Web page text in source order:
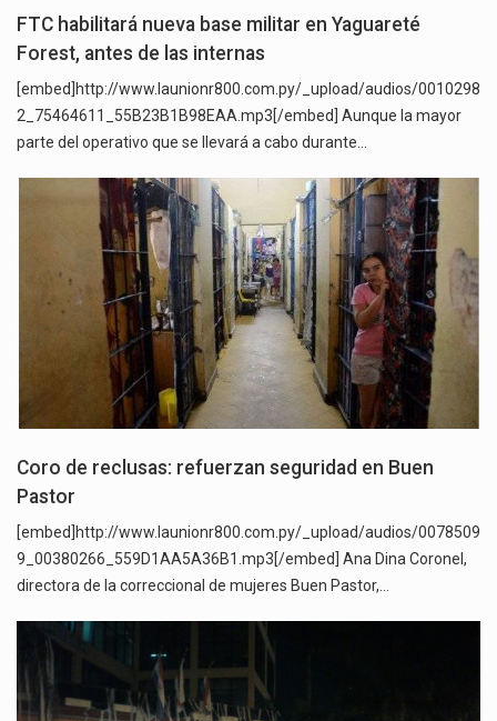
FTC habilitará nueva base militar en Yaguareté
Forest, antes de las internas
[embed]http://www.launionr800.com.py/_upload/audios/0010298
2_75464611_55B23B1B98EAA.mp3[/embed] Aunque la mayor
parte del operativo que se llevará a cabo durante…
Coro de reclusas: refuerzan seguridad en Buen
Pastor
[embed]http://www.launionr800.com.py/_upload/audios/0078509
9_00380266_559D1AA5A36B1.mp3[/embed] Ana Dina Coronel,
directora de la correccional de mujeres Buen Pastor,…